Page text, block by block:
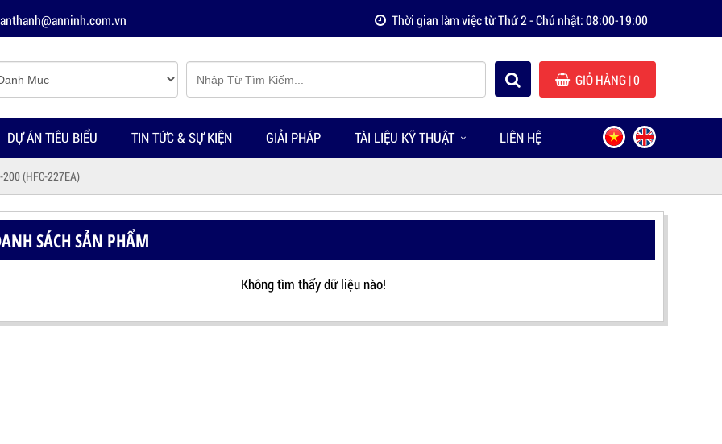
Thời gian làm việc từ Thứ 2 - Chủ nhật: 08:00-19:00
GIỎ HÀNG| 0
DỰ ÁN TIÊU BIỂU TIN TỨC & SỰ KIỆN GIẢI PHÁP TÀI LIỆU KỸ THUẬT LIÊN HỆ
200 (HFC-227EA)
SÁCH SẢN PHẨM
Không tìm thấy dữ liệu nào!